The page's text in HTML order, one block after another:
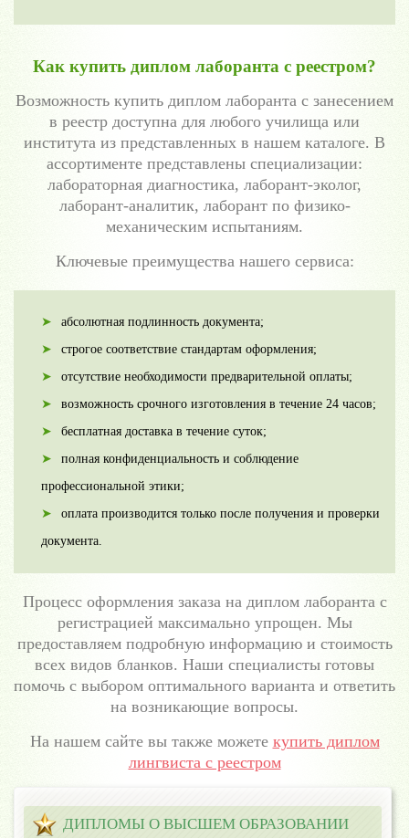
Как купить диплом лаборанта с реестром?
Возможность купить диплом лаборанта с занесением
в реестр доступна для любого училища или
института из представленных в нашем каталоге. В
ассортименте представлены специализации:
лабораторная диагностика, лаборант-эколог,
лаборант-аналитик, лаборант по физико-
механическим испытаниям.
Ключевые преимущества нашего сервиса:
абсолютная подлинность документа;
строгое соответствие стандартам оформления;
отсутствие необходимости предварительной оплаты;
возможность срочного изготовления в течение 24 часов;
бесплатная доставка в течение суток;
полная конфиденциальность и соблюдение
профессиональной этики;
оплата производится только после получения и проверки
документа.
Процесс оформления заказа на диплом лаборанта с
регистрацией максимально упрощен. Мы
предоставляем подробную информацию и стоимость
всех видов бланков. Наши специалисты готовы
помочь с выбором оптимального варианта и ответить
на возникающие вопросы.
На нашем сайте вы также можете купить диплом
лингвиста с реестром
ДИПЛОМЫ О ВЫСШЕМ ОБРАЗОВАНИИ